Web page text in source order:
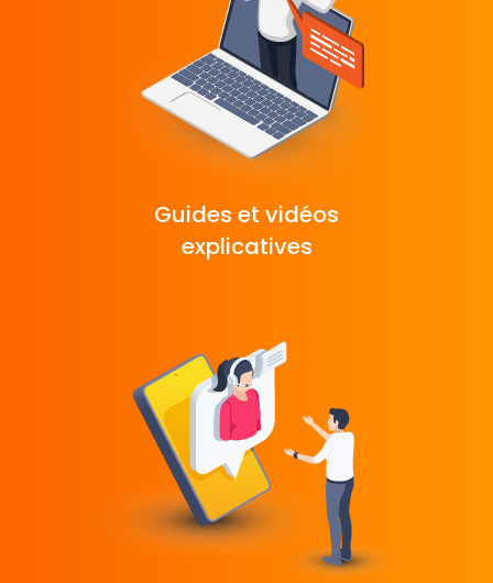
Guides et vidéos
explicatives